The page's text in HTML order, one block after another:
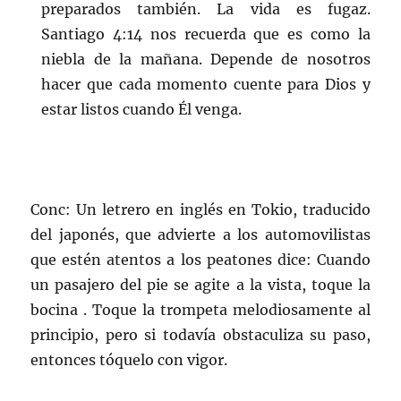
preparados también. La vida es fugaz.
Santiago 4:14 nos recuerda que es como la
niebla de la mañana. Depende de nosotros
hacer que cada momento cuente para Dios y
estar listos cuando Él venga.
Conc: Un letrero en inglés en Tokio, traducido
del japonés, que advierte a los automovilistas
que estén atentos a los peatones dice: Cuando
un pasajero del pie se agite a la vista, toque la
bocina . Toque la trompeta melodiosamente al
principio, pero si todavía obstaculiza su paso,
entonces tóquelo con vigor.